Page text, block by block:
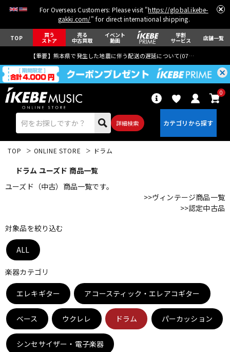
For Overseas Customers: Please visit "https://global.ikebe-
gakki.com/" for direct international shipping.
TOP 買う
ストア
売る
中古買取
イベント
動画
学割
サービス 店舗一覧
【重要】熊本県で発生した地震に伴う配送の遅延について(07月29日
詳細検索
0
アコギ/エレアコ
ドラム パーカッション
キーボード 電子ピアノ
TOP ONLINE STORE ドラム
ドラム ユーズド 商品一覧
ユーズド（中古）商品一覧です。
>>ヴィンテージ商品一覧
>>認定中古品
対象品を絞り込む
ALL
楽器カテゴリ
エレキギター アコースティック・エレアコギター
ベース ウクレレ ドラム パーカッション
シンセサイザー・電子楽器